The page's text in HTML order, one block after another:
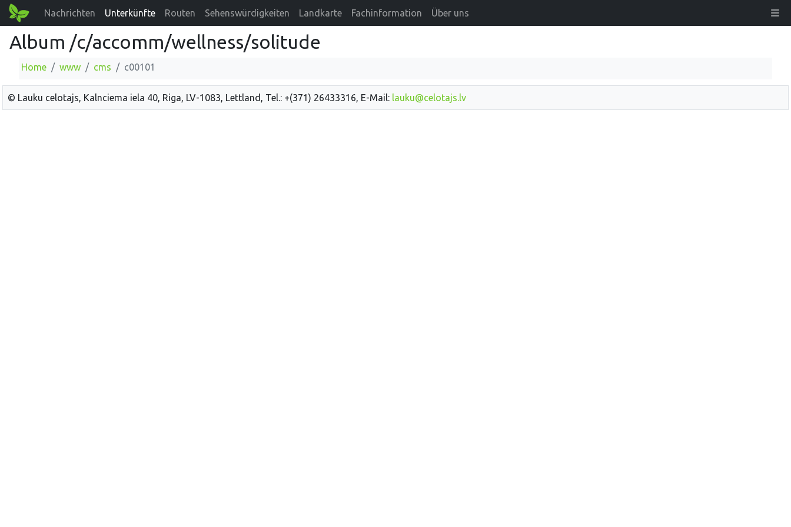
Nachrichten Unterkünfte Routen Sehenswürdigkeiten Landkarte Fachinformation Über uns
Album /c/accomm/wellness/solitude
Home www cms c00101
© Lauku celotajs, Kalnciema iela 40, Riga, LV-1083, Lettland, Tel.: +(371) 26433316, E-Mail: lauku@celotajs.lv